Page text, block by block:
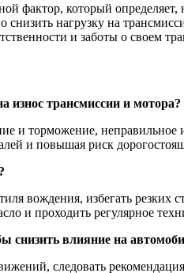
фактор, который
снизить нагрузку на
и заботы о своем
износ трансмиссии и мотора?
и торможение,
и повышая риск
вождения, избегать
и проходить регулярное
снизить влияние на
следовать